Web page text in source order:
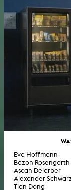
Eva Hoffmann
Bazon Rosengarth
Ascan Delarber
Alexander Schwarz
Tian Dong